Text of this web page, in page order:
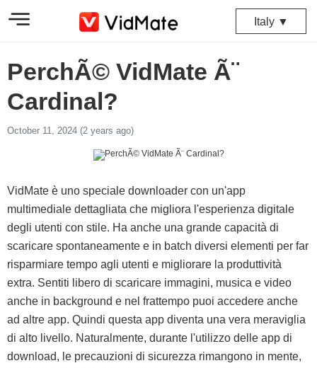
Italy ▼
PerchÃ© VidMate Ã¨
Cardinal?
October 11, 2024 (2 years ago)
VidMate è uno speciale downloader con un'app
multimediale dettagliata che migliora l'esperienza digitale
degli utenti con stile. Ha anche una grande capacità di
scaricare spontaneamente e in batch diversi elementi per far
risparmiare tempo agli utenti e migliorare la produttività
extra. Sentiti libero di scaricare immagini, musica e video
anche in background e nel frattempo puoi accedere anche
ad altre app. Quindi questa app diventa una vera meraviglia
di alto livello. Naturalmente, durante l'utilizzo delle app di
download, le precauzioni di sicurezza rimangono in mente,